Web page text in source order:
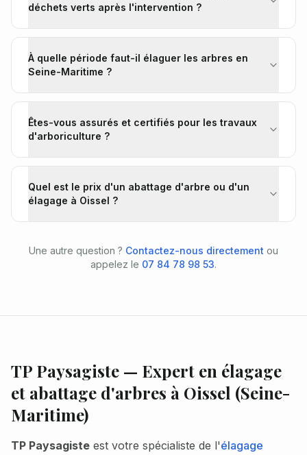
déchets verts après l'intervention ?
À quelle période faut-il élaguer les arbres en
Seine-Maritime ?
Êtes-vous assurés et certifiés pour les travaux
d'arboriculture ?
Quel est le prix d'un abattage d'arbre ou d'un
élagage à Oissel ?
Une autre question ? Contactez-nous directement ou
appelez le 07 84 78 98 53.
TP Paysagiste — Expert en élagage
et abattage d'arbres à Oissel (Seine-
Maritime)
TP Paysagiste est votre spécialiste de l'élagage